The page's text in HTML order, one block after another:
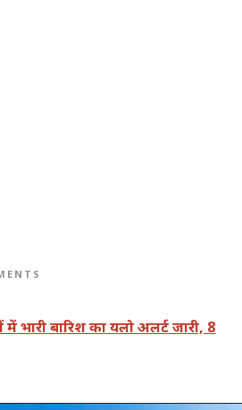
भारी बारिश का यलो अलर्ट जारी, 8